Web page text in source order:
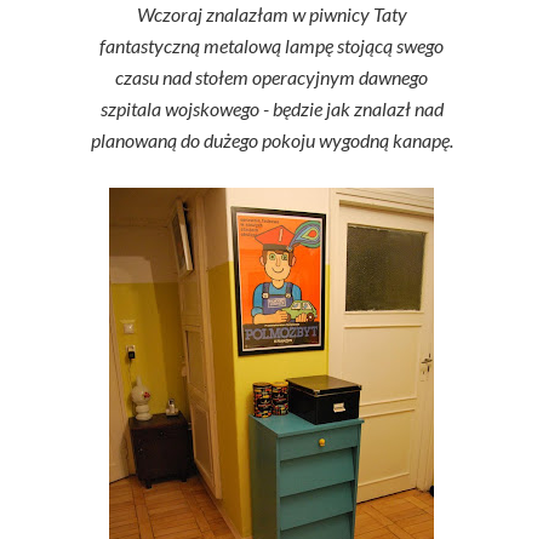
Wczoraj znalazłam w piwnicy Taty
fantastyczną metalową lampę stojącą swego
czasu nad stołem operacyjnym dawnego
szpitala wojskowego - będzie jak znalazł nad
planowaną do dużego pokoju wygodną kanapę.